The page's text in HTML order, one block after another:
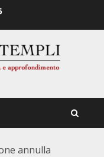
annulla